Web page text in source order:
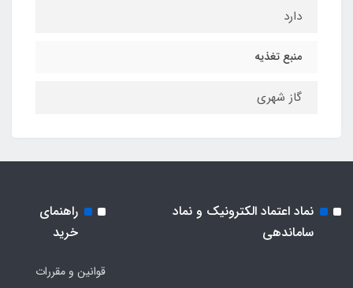
دارد
منبع تغذیه
گاز شهری
نماد اعتماد الکترونیک و نماد
ساماندهی
راهنمای
خرید
قوانین و مقررات